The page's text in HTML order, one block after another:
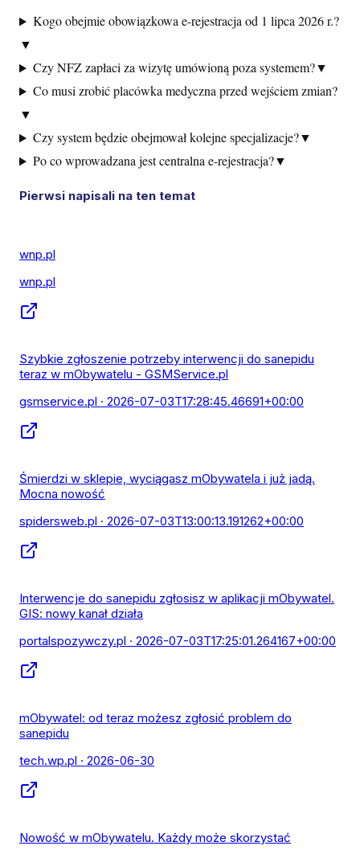
Kogo obejmie obowiązkowa e-rejestracja od 1 lipca 2026 r.?
▼
Czy NFZ zapłaci za wizytę umówioną poza systemem?▼
Co musi zrobić placówka medyczna przed wejściem zmian?
▼
Czy system będzie obejmował kolejne specjalizacje?▼
Po co wprowadzana jest centralna e-rejestracja?▼
Pierwsi napisali na ten temat
wnp.pl
wnp.pl
Szybkie zgłoszenie potrzeby interwencji do sanepidu
teraz w mObywatelu - GSMService.pl
gsmservice.pl · 2026-07-03T17:28:45.46691+00:00
Śmierdzi w sklepie, wyciągasz mObywatela i już jadą.
Mocna nowość
spidersweb.pl · 2026-07-03T13:00:13.191262+00:00
Interwencje do sanepidu zgłosisz w aplikacji mObywatel.
GIS: nowy kanał działa
portalspozywczy.pl · 2026-07-03T17:25:01.264167+00:00
mObywatel: od teraz możesz zgłosić problem do
sanepidu
tech.wp.pl · 2026-06-30
Nowość w mObywatelu. Każdy może skorzystać